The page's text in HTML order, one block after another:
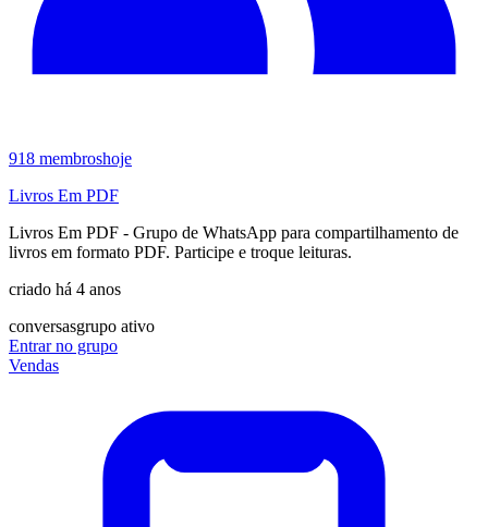
918 membroshoje
Livros Em PDF
Livros Em PDF - Grupo de WhatsApp para compartilhamento de
livros em formato PDF. Participe e troque leituras.
criado há 4 anos
conversasgrupo ativo
Entrar no grupo
Vendas